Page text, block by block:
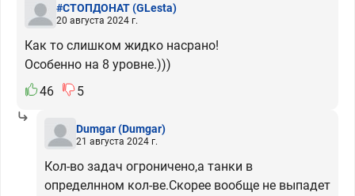
#СТОПДОНАТ(GLesta)
20 августа 2024 г.
Как то слишком жидко насрано!
Особенно на 8 уровне.)))
46
5
Dumgar(Dumgar)
21 августа 2024 г.
Кол-во задач огроничено,а танки в
определнном кол-ве.Скорее вообще не выпадет